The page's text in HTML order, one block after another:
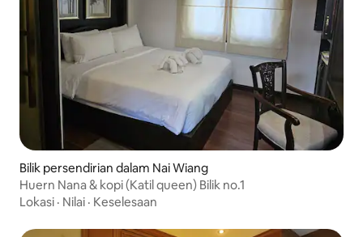
Bilik persendirian dalam Nai Wiang
Huern Nana & kopi (Katil queen) Bilik no.1
Lokasi · Nilai · Keselesaan